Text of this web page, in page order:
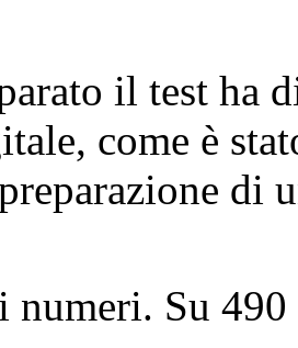
il test ha
come è
di
numeri. Su 490